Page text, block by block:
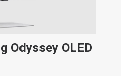
Odyssey OLED